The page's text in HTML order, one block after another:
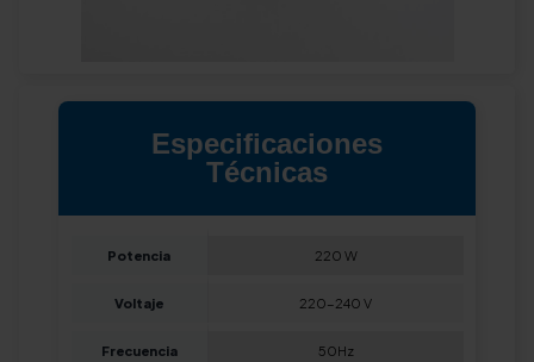
Especificaciones
Técnicas
Potencia 220 W
Voltaje 220-240 V
Frecuencia 50Hz